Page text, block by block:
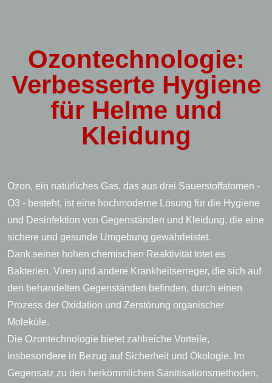
Ozontechnologie:
Verbesserte Hygiene
für Helme und
Kleidung
Ozon, ein natürliches Gas, das aus drei Sauerstoffatomen -
O3 - besteht, ist eine hochmoderne Lösung für die Hygiene
und Desinfektion von Gegenständen und Kleidung, die eine
sichere und gesunde Umgebung gewährleistet.
Dank seiner hohen chemischen Reaktivität tötet es
Bakterien, Viren und andere Krankheitserreger, die sich auf
den behandelten Gegenständen befinden, durch einen
Prozess der Oxidation und Zerstörung organischer
Moleküle.
Die Ozontechnologie bietet zahlreiche Vorteile,
insbesondere in Bezug auf Sicherheit und Ökologie. Im
Gegensatz zu den herkömmlichen Sanitisationsmethoden,